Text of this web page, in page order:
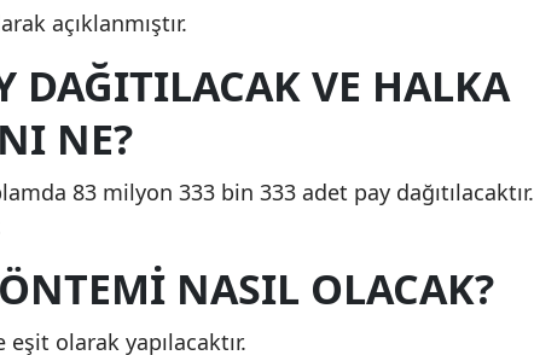
açıklanmıştır.
DAĞITILACAK VE HALKA
NE?
83 milyon 333 bin 333 adet pay dağıtılacaktır.
NASIL OLACAK?
olarak yapılacaktır.